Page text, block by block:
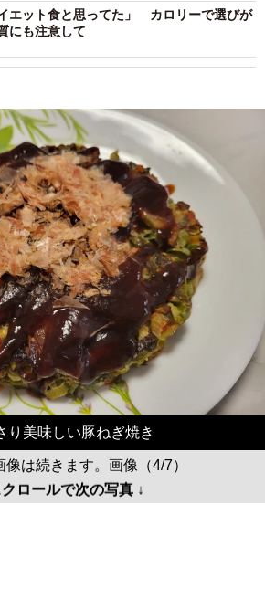
イエット食と思ってた」 カロリーで選びが
にも注意して
り美味しい豚ねぎ焼き
像は続きます。画像（4/7）
クロールで次の写真 ↓